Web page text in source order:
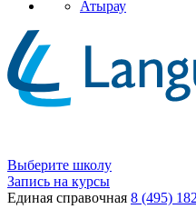
Атырау
Выберите школу
Запись на курсы
Единая справочная 8 (495)